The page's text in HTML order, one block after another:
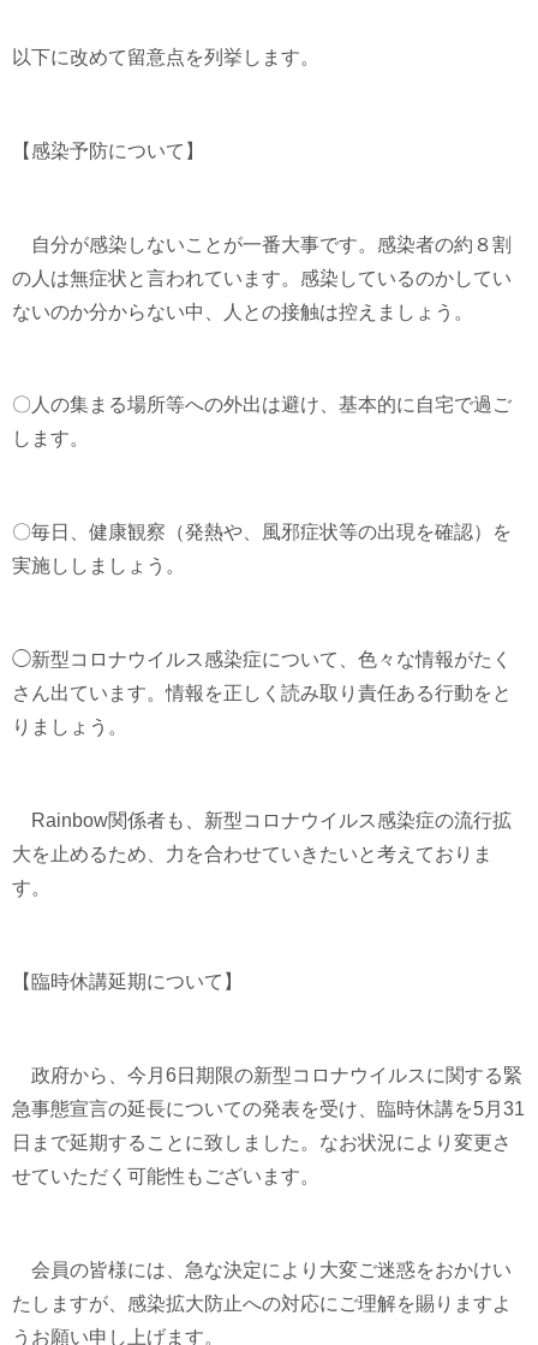
以下に改めて留意点を列挙します。
【感染予防について】
自分が感染しないことが一番大事です。感染者の約８割
の人は無症状と言われています。感染しているのかしてい
ないのか分からない中、人との接触は控えましょう。
〇人の集まる場所等への外出は避け、基本的に自宅で過ご
します。
〇毎日、健康観察（発熱や、風邪症状等の出現を確認）を
実施ししましょう。
◯新型コロナウイルス感染症について、色々な情報がたく
さん出ています。情報を正しく読み取り責任ある行動をと
りましょう。
Rainbow関係者も、新型コロナウイルス感染症の流行拡
大を止めるため、力を合わせていきたいと考えておりま
す。
【臨時休講延期について】
政府から、今月 6日期限の新型コロナウイルスに関する緊
急事態宣言の延長についての発表を受け、臨時休講を5月 31
日まで延期することに致しました。なお状況により変更さ
せていただく可能性もございます。
会員の皆様には、急な決定により大変ご迷惑をおかけい
たしますが、感染拡大防止への対応にご理解を賜りますよ
うお願い申し上げます。